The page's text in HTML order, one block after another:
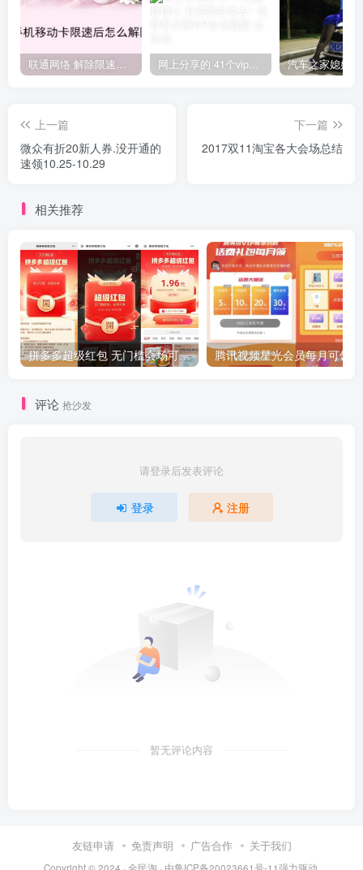
上一篇
微众有折20新人券.没开通的
速领10.25-10.29
下一篇
2017双11淘宝各大会场总结
相关推荐
拼多多超级红包 无门槛会场可用 天天可领 最高88.88元
评论 抢沙发
请登录后发表评论
登录 注册
暂无评论内容
友链申请 免责声明 广告合作 关于我们
Copyright © 2024 · 全民淘 · 由鲁ICP备20023661号-11强力驱动.